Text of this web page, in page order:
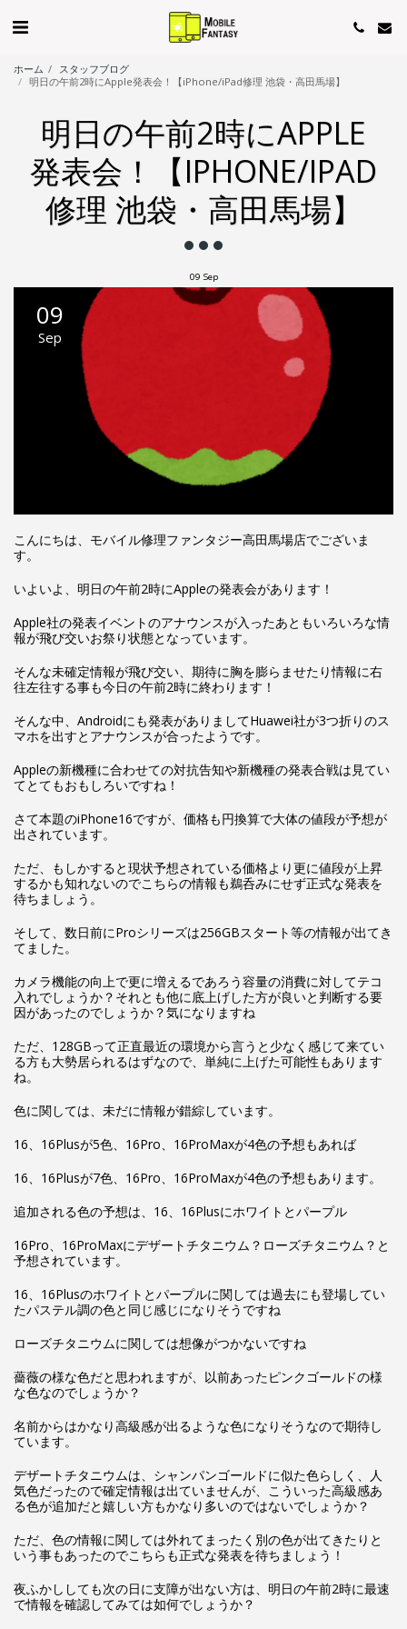
ホーム
スタッフブログ
明日の午前2時にApple発表会！【iPhone/iPad修理 池袋・高田馬場】
明日の午前2時にAPPLE
発表会！【IPHONE/IPAD
修理 池袋・高田馬場】
09 Sep
09
Sep
こんにちは、モバイル修理ファンタジー高田馬場店でございま
す。
いよいよ、明日の午前2時にAppleの発表会があります！
Apple社の発表イベントのアナウンスが入ったあともいろいろな情
報が飛び交いお祭り状態となっています。
そんな未確定情報が飛び交い、期待に胸を膨らませたり情報に右
往左往する事も今日の午前2時に終わります！
そんな中、Androidにも発表がありましてHuawei社が3つ折りのス
マホを出すとアナウンスが合ったようです。
Appleの新機種に合わせての対抗告知や新機種の発表合戦は見てい
てとてもおもしろいですね！
さて本題のiPhone16ですが、価格も円換算で大体の値段が予想が
出されています。
ただ、もしかすると現状予想されている価格より更に値段が上昇
するかも知れないのでこちらの情報も鵜呑みにせず正式な発表を
待ちましょう。
そして、数日前にProシリーズは256GBスタート等の情報が出てき
てました。
カメラ機能の向上で更に増えるであろう容量の消費に対してテコ
入れでしょうか？それとも他に底上げした方が良いと判断する要
因があったのでしょうか？気になりますね
ただ、128GBって正直最近の環境から言うと少なく感じて来てい
る方も大勢居られるはずなので、単純に上げた可能性もあります
ね。
色に関しては、未だに情報が錯綜しています。
16、16Plusが5色、16Pro、16ProMaxが4色の予想もあれば
16、16Plusが7色、16Pro、16ProMaxが4色の予想もあります。
追加される色の予想は、16、16Plusにホワイトとパープル
16Pro、16ProMaxにデザートチタニウム？ローズチタニウム？と
予想されています。
16、16Plusのホワイトとパープルに関しては過去にも登場してい
たパステル調の色と同じ感じになりそうですね
ローズチタニウムに関しては想像がつかないですね
薔薇の様な色だと思われますが、以前あったピンクゴールドの様
な色なのでしょうか？
名前からはかなり高級感が出るような色になりそうなので期待し
ています。
デザートチタニウムは、シャンパンゴールドに似た色らしく、人
気色だったので確定情報は出ていませんが、こういった高級感あ
る色が追加だと嬉しい方もかなり多いのではないでしょうか？
ただ、色の情報に関しては外れてまったく別の色が出てきたりと
いう事もあったのでこちらも正式な発表を待ちましょう！
夜ふかししても次の日に支障が出ない方は、明日の午前2時に最速
で情報を確認してみては如何でしょうか？